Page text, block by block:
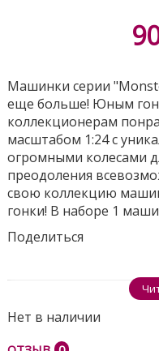
Машинки серии
еще больше! Юным
коллекционерам
масштабом 1:24 с
огромными колесами
преодоления
свою коллекцию
гонки! В наборе 1
Поделиться
Нет в наличии